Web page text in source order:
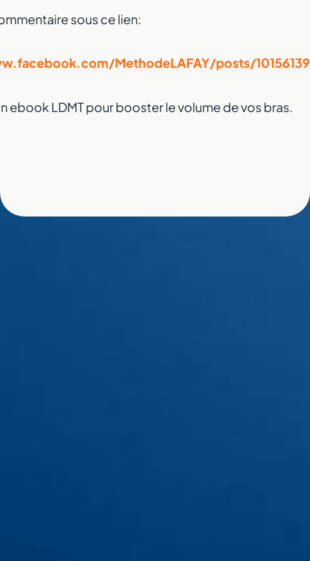
sous ce lien:
MethodeLAFAY/posts/
ebook LDMT pour booster le volume de vos bras.